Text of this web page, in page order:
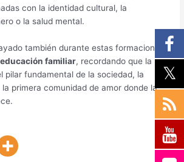
con la identidad cultural, la
o la salud mental.
también durante estas formaciones
familiar, recordando que la
pilar fundamental de la sociedad, la
primera comunidad de amor donde la